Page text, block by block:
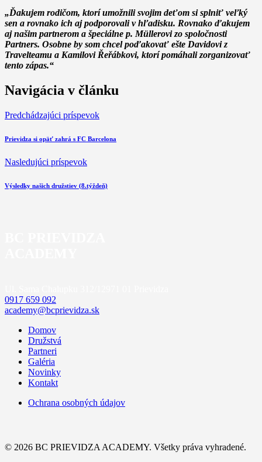
„Ďakujem rodičom, ktorí umožnili svojim deťom si splniť veľký
sen a rovnako ich aj podporovali v hľadisku. Rovnako ďakujem
aj našim partnerom a špeciálne p. Müllerovi zo spoločnosti
Partners. Osobne by som chcel poďakovať ešte Davidovi z
Travelteamu a Kamilovi Řeřábkovi, ktorí pomáhali zorganizovať
tento zápas.“
Navigácia v článku
Predchádzajúci príspevok
Prievidza si opäť zahrá s FC Barcelona
Nasledujúci príspevok
Výsledky našich družstiev (8.týždeň)
0917 659 092
academy@bcprievidza.sk
Domov
Družstvá
Partneri
Galéria
Novinky
Kontakt
Ochrana osobných údajov
© 2026 BC PRIEVIDZA ACADEMY. Všetky práva vyhradené.